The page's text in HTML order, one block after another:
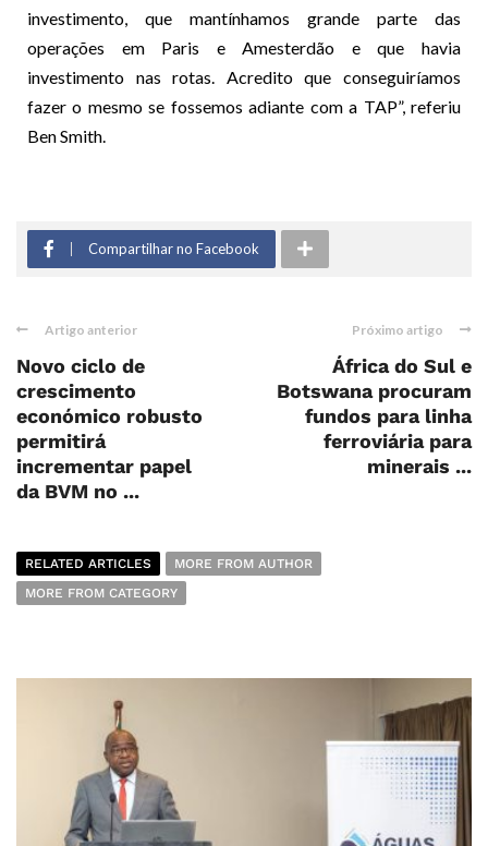
investimento, que mantínhamos grande parte das
operações em Paris e Amesterdão e que havia
investimento nas rotas. Acredito que conseguiríamos
fazer o mesmo se fossemos adiante com a TAP”, referiu
Ben Smith.
Compartilhar no Facebook
Artigo anterior
Novo ciclo de
crescimento
económico robusto
permitirá
incrementar papel
da BVM no ...
Próximo artigo
África do Sul e
Botswana procuram
fundos para linha
ferroviária para
minerais ...
RELATED ARTICLES
MORE FROM AUTHOR
MORE FROM CATEGORY